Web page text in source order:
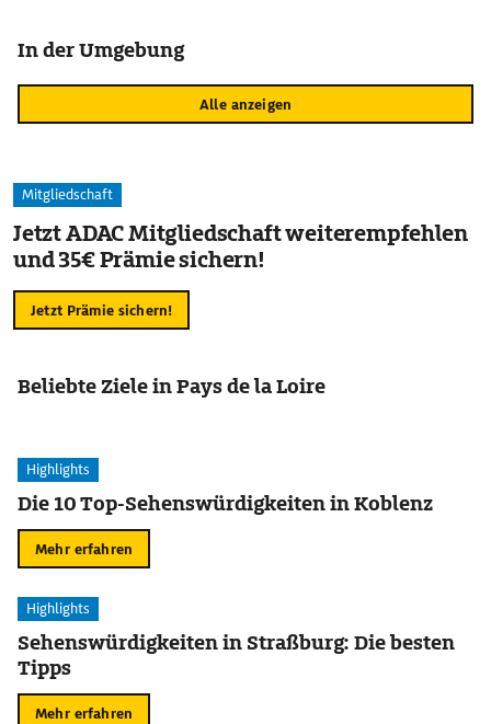
In der Umgebung
Alle anzeigen
Mitgliedschaft
Jetzt ADAC Mitgliedschaft weiterempfehlen
und 35€ Prämie sichern!
Jetzt Prämie sichern!
Beliebte Ziele in Pays de la Loire
Highlights
Die 10 Top-Sehenswürdigkeiten in Koblenz
Mehr erfahren
Highlights
Sehenswürdigkeiten in Straßburg: Die besten
Tipps
Mehr erfahren